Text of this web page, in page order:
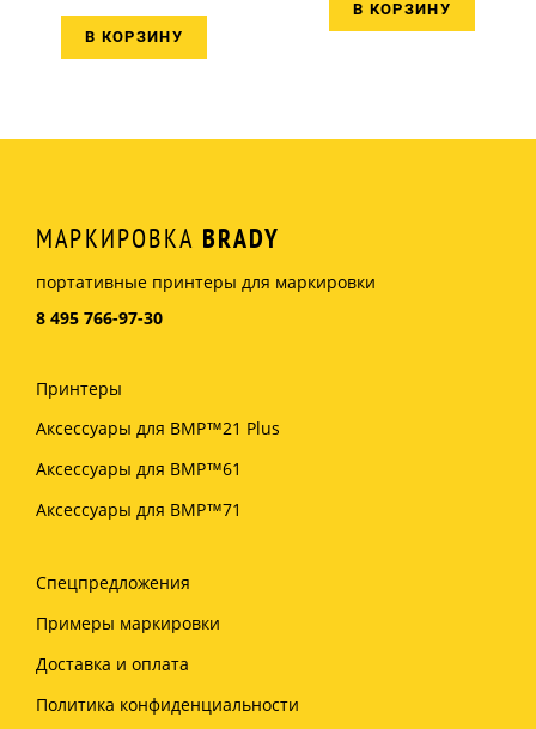
В КОРЗИНУ
В КОРЗИНУ
МАРКИРОВКА BRADY
портативные принтеры для маркировки
8 495 766-97-30
Принтеры
Аксессуары для BMP™21 Plus
Аксессуары для BMP™61
Аксессуары для BMP™71
Спецпредложения
Примеры маркировки
Доставка и оплата
Политика конфиденциальности